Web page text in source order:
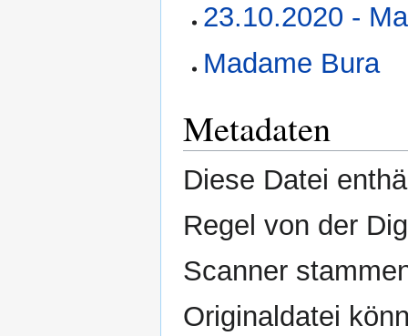
23.10.2020 -
Madame Bura
Metadaten
Diese Datei
Regel von der
Scanner
Originaldatei